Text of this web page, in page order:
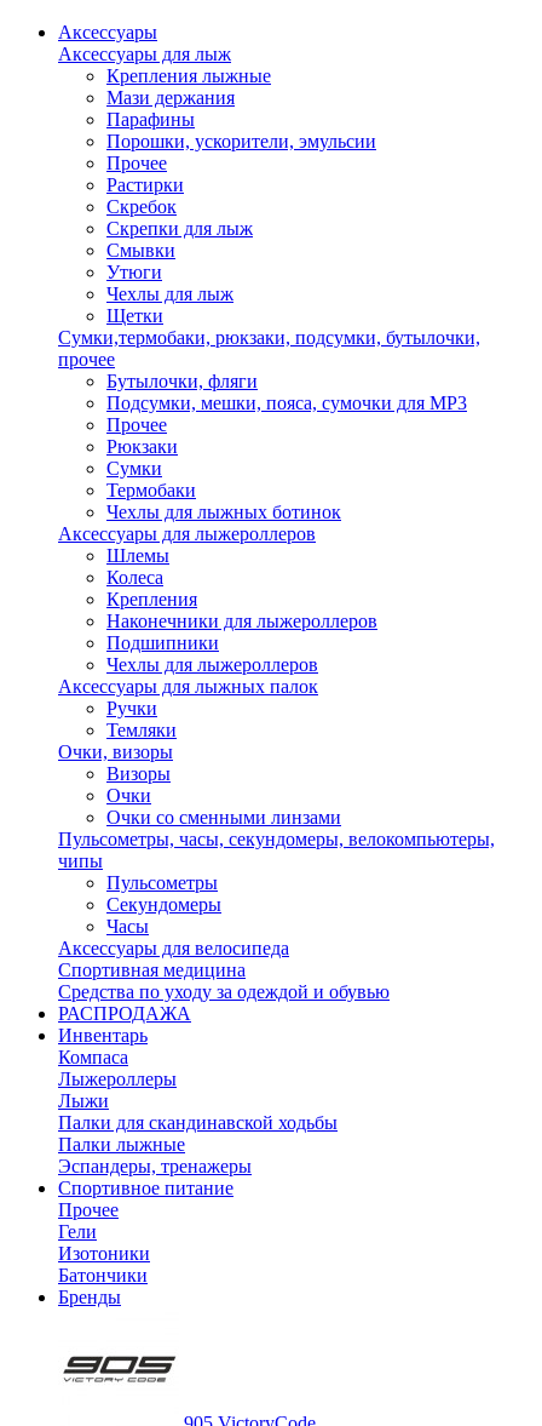
Аксессуары
Аксессуары для лыж
Крепления лыжные
Мази держания
Парафины
Порошки, ускорители, эмульсии
Прочее
Растирки
Скребок
Скрепки для лыж
Смывки
Утюги
Чехлы для лыж
Щетки
Сумки,термобаки, рюкзаки, подсумки, бутылочки,
прочее
Бутылочки, фляги
Подсумки, мешки, пояса, сумочки для MP3
Прочее
Рюкзаки
Сумки
Термобаки
Чехлы для лыжных ботинок
Аксессуары для лыжероллеров
Шлемы
Колеса
Крепления
Наконечники для лыжероллеров
Подшипники
Чехлы для лыжероллеров
Аксессуары для лыжных палок
Ручки
Темляки
Очки, визоры
Визоры
Очки
Очки со сменными линзами
Пульсометры, часы, секундомеры, велокомпьютеры,
чипы
Пульсометры
Секундомеры
Часы
Аксессуары для велосипеда
Спортивная медицина
Средства по уходу за одеждой и обувью
РАСПРОДАЖА
Инвентарь
Компаса
Лыжероллеры
Лыжи
Палки для скандинавской ходьбы
Палки лыжные
Эспандеры, тренажеры
Спортивное питание
Прочее
Гели
Изотоники
Батончики
Бренды